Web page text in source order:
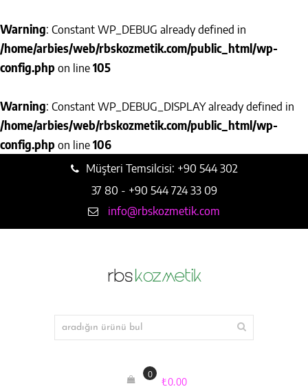
Warning: Constant WP_DEBUG already defined in
/home/arbies/web/rbskozmetik.com/public_html/wp-
config.phpon line105
Warning: Constant WP_DEBUG_DISPLAY already defined in
/home/arbies/web/rbskozmetik.com/public_html/wp-
config.phpon line106
Müşteri Temsilcisi: +90 544 302
37 80 - +90 544 724 33 09
info@rbskozmetik.com
0
₺0.00